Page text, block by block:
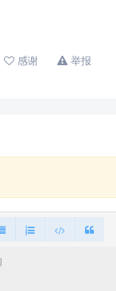
感谢 举报